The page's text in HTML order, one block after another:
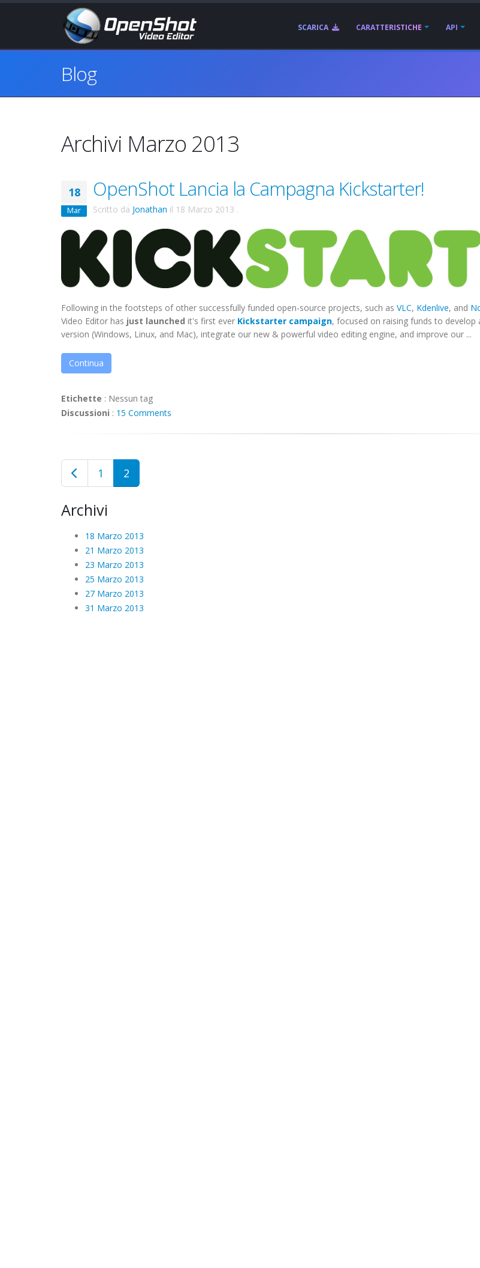
SCARICA CARATTERISTICHE API
Blog
Archivi Marzo 2013
18
Mar
OpenShot Lancia la Campagna Kickstarter!
Scritto da Jonathan il 18 Marzo 2013 .
Following in the footsteps of other successfully funded open-source projects, such as VLC, Kdenlive, and
Video Editor has just launched it's first ever Kickstarter campaign, focused on raising funds to develop
version (Windows, Linux, and Mac), integrate our new & powerful video editing engine, and improve our ...
Continua
Etichette : Nessun tag
Discussioni : 15 Comments
1 2
Archivi
18 Marzo 2013
21 Marzo 2013
23 Marzo 2013
25 Marzo 2013
27 Marzo 2013
31 Marzo 2013